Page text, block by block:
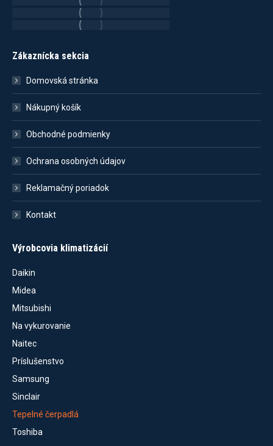
Zákaznícka sekcia
Domovská stránka
Nákupný košík
Obchodné podmienky
Ochrana osobných údajov
Reklamačný poriadok
Kontakt
Výrobcovia klimatizácií
Daikin
Midea
Mitsubishi
Na vykurovanie
Naitec
Príslušenstvo
Samsung
Sinclair
Tepelné čerpadlá
Toshiba